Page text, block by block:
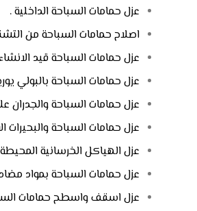
عزل حمامات السباحة الداخلية .
اصلاح حمامات السباحة من
عزل حمامات السباحة قيد
عزل حمامات السباحة بالبولي
عزل حمامات السباحة والجدران
عزل حمامات السباحة والبحيرات
عزل الهياكل الخرسانية
عزل حمامات السباحة بمواد
عزل اسقف واسطح حمامات